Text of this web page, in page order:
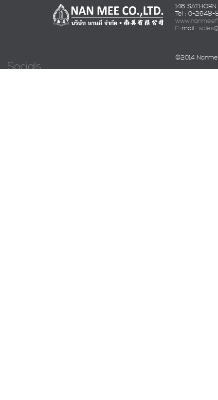
146
Tel : 0-2648-
E-mail :
©2014
Socials